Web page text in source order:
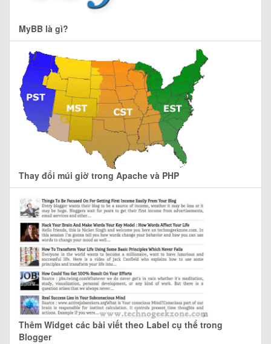
MyBB là gì?
Thay đổi múi giờ trong Apache và PHP
Thêm Widget các bài viết theo Label cụ thể trong
Blogger